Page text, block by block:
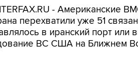
- Американские
перехватили уже 51
в иранский порт или
ВС США на Ближнем